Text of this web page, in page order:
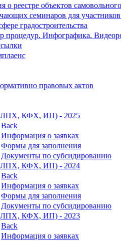
о реестре объектов
семинаров для участников
градостроительства
процедур. Инфографика.
правовых актов
КФХ, ИП) - 2025
Back
Информация о заявках
Формы для заполнения
Документы по субсидированию
КФХ, ИП) - 2024
Back
Информация о заявках
Формы для заполнения
Документы по субсидированию
КФХ, ИП) - 2023
Back
Информация о заявках